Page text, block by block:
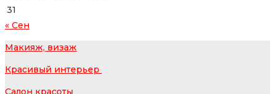
31
« Сен
Макияж, визаж
Красивый интерьер
Салон красоты